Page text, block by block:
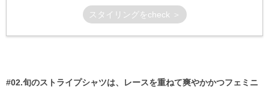
スタイリングをcheck ＞
#02.旬のストライプシャツは、レースを重ねて爽やかかつフェミニ